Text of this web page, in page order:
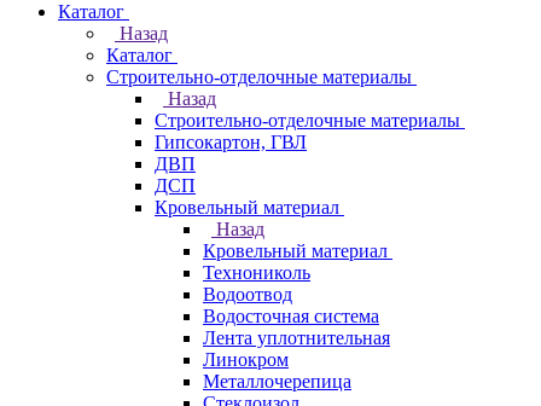
Каталог
Назад
Каталог
Строительно-отделочные материалы
Назад
Строительно-отделочные материалы
Гипсокартон, ГВЛ
ДВП
ДСП
Кровельный материал
Назад
Кровельный материал
Технониколь
Водоотвод
Водосточная система
Лента уплотнительная
Линокром
Металлочерепица